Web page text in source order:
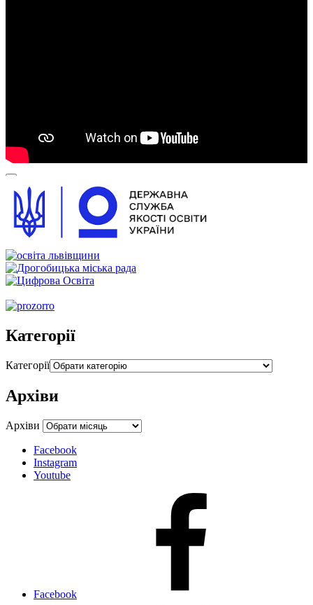
00:00
00:00
00:54
Категорії
Категорії
Архіви
Архіви
Facebook
Instagram
Youtube
Facebook